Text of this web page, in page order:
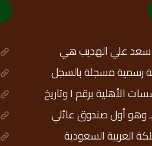
سعد علي الهديب هي
رسمية مسجلة بالسجل
الخاص بالمؤسسات الأهلية برقم ١ وتاريخ
١٤٣٨ هـ وهو أول صندوق عائلي
العربية السعودية